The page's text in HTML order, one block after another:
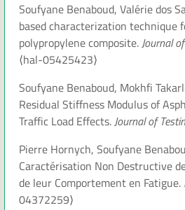
Soufyane Benaboud, Valérie dos
based characterization
polypropylene composite.Journal
⟨hal-05425423⟩
Soufyane Benaboud, Mokhfi
Residual Stiffness Modulus of
Traffic Load Effects.Journal of
Pierre Hornych, Soufyane
Caractérisation Non Destructive
de leur Comportement en Fatigue.
04372259⟩